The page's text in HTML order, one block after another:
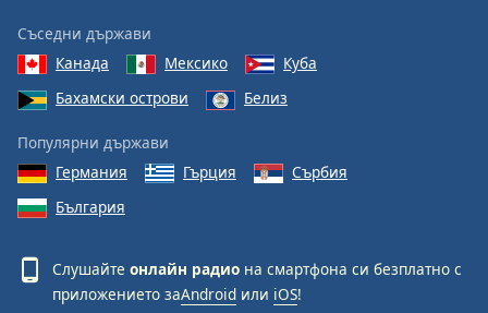
Съседни държави
Канада
Мексико
Куба
Бахамски острови
Белиз
Популярни държави
Германия
Гърция
Сърбия
България
Слушайте онлайн радио на смартфона си безплатно с
приложението заAndroid или iOS!